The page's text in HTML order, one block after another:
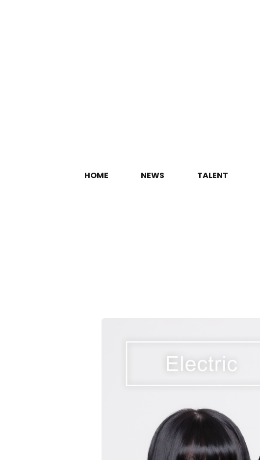
HOME NEWS TALENT